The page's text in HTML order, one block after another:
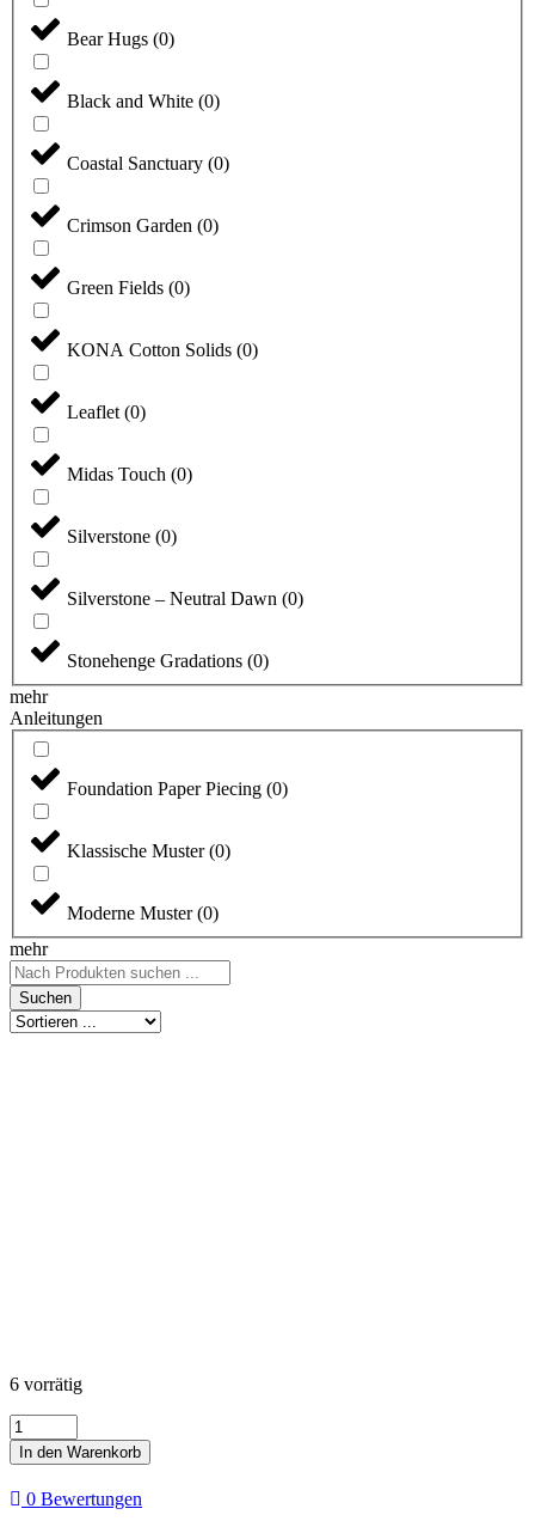
Bear Hugs (0)
Black and White (0)
Coastal Sanctuary (0)
Crimson Garden (0)
Green Fields (0)
KONA Cotton Solids (0)
Leaflet (0)
Midas Touch (0)
Silverstone (0)
Silverstone – Neutral Dawn (0)
Stonehenge Gradations (0)
mehr
Anleitungen
Foundation Paper Piecing (0)
Klassische Muster (0)
Moderne Muster (0)
mehr
Search
...Suchen
6 vorrätig
Wild
-
Dusk
Menge
In den Warenkorb
0 Bewertungen